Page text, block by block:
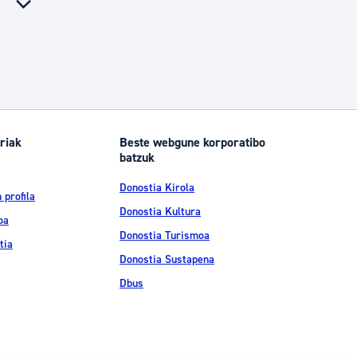
profila
Beste webgune korporatibo
batzuk
Donostia Kirola
Donostia Kultura
Donostia Turismoa
Donostia Sustapena
Dbus